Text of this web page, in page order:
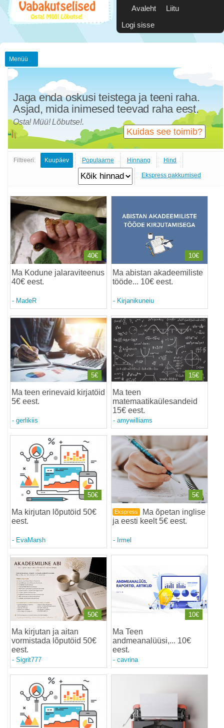
Avaleht
Liitu
Logi sisse
Menüü
Kuidas see toimib?
Jaga enda oskusi teistega ja teeni raha.
Asjad, mida inimesed teevad raha eest.
Osta! Müü! Lõbutse!.
Filtreeri: Kuupäev Populaarne Hinnang Hind
Ekspress pakkumised
Ma Kodune jalaraviteenus
40€ eest.
- MadeR
40€
Ma abistan akadeemiliste
tööde... 10€ eest.
- Kirjanikuneiu
10€
Ma teen erinevaid kirjatöid
5€ eest.
- gerlikiis
5€
Ma teen
matemaatikaülesandeid
15€ eest.
- amywilliams
15€
Ma kirjutan lõputöid 50€
eest.
- EvaMarsh
50€
Ekspress
Ma õpetan inglise
ja eesti keelt 5€ eest.
- Irmel
5€
Ma kirjutan ja aitan
vormistada lõputöid 50€
eest.
- Sigrit777
50€
Ma Teen
andmeanalüüsi,... 10€
eest.
- cavrina
10€